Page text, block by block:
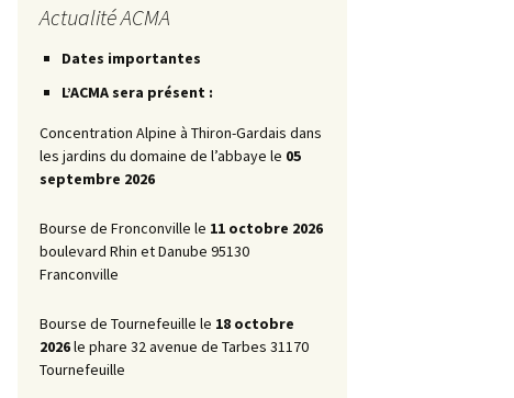
Les Petites Routes
Les Petites Fiches
Promotionnelles
La Marche AR
Actualité ACMA
Dates importantes
L’ACMA sera présent :
Concentration Alpine à Thiron-Gardais dans
les jardins du domaine de l’abbaye le 05
septembre 2026
Bourse de Fronconville le 11 octobre 2026
boulevard Rhin et Danube 95130
Franconville
Bourse de Tournefeuille le 18 octobre
2026le phare 32 avenue de Tarbes 31170
Tournefeuille